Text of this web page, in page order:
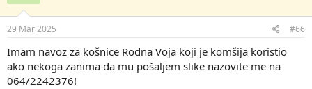
29 Mar 2025 #66
Imam navoz za košnice Rodna Voja koji je komšija koristio
ako nekoga zanima da mu pošaljem slike nazovite me na
064/2242376!